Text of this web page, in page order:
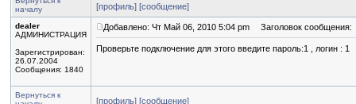
началу
[профиль] [сообщение]
dealer
АДМИНИСТРАЦИЯ
Зарегистрирован:
26.07.2004
Сообщения: 1840
Добавлено: Чт Май 06, 2010 5:04 pm Заголовок сообщения:
Проверьте подключение для этого введите пароль:1 , логин : 1
Вернуться к
[профиль] [сообщение]